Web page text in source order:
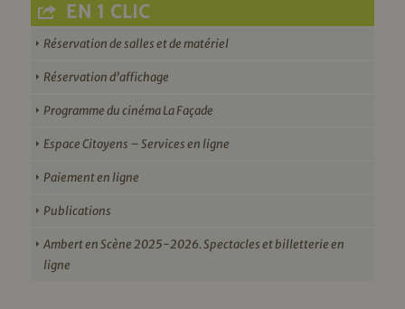
EN 1 CLIC
Réservation de salles et de matériel
Réservation d’affichage
Programme du cinéma La Façade
Espace Citoyens – Services en ligne
Paiement en ligne
Publications
Ambert en Scène 2025-2026. Spectacles et billetterie en
ligne